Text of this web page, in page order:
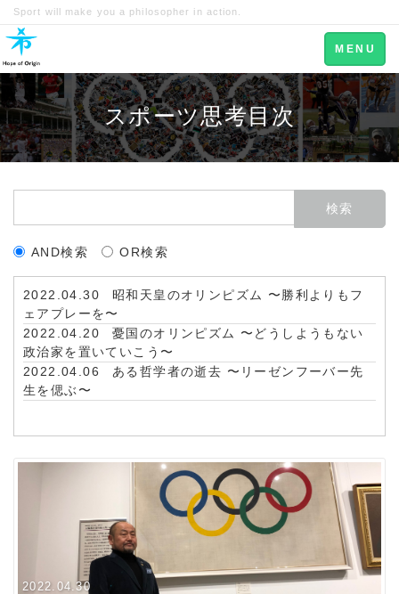
Sport will make you a philosopher in action.
Toggle
navigation
MENU
スポーツ思考目次
AND検索 OR検索
2022.04.30
昭和天皇のオリンピズム 〜勝利よりもフ
ェアプレーを〜
2022.04.20
憂国のオリンピズム 〜どうしようもない
政治家を置いていこう〜
2022.04.06
ある哲学者の逝去 〜リーゼンフーバー先
生を偲ぶ〜
2022.04.30